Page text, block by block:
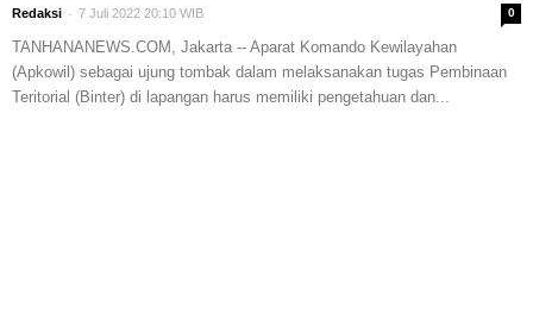
Redaksi - 7 Juli 2022 20:10 WIB 0
TANHANANEWS.COM, Jakarta -- Aparat Komando Kewilayahan
(Apkowil) sebagai ujung tombak dalam melaksanakan tugas Pembinaan
Teritorial (Binter) di lapangan harus memiliki pengetahuan dan...